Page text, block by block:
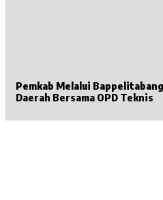
Pemkab Melalui
Daerah Bersama OPD Teknis